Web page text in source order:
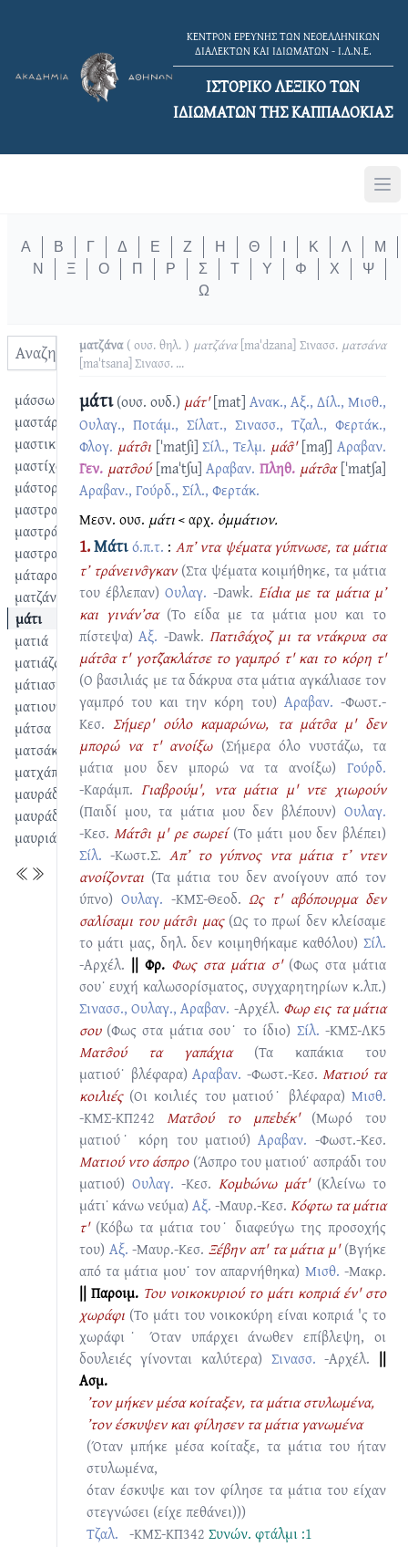
ΚΕΝΤΡΟΝ ΕΡΕΥΝΗΣ ΤΩΝ ΝΕΟΕΛΛΗΝΙΚΩΝ
ΔΙΑΛΕΚΤΩΝ ΚΑΙ ΙΔΙΩΜΑΤΩΝ - Ι.Λ.Ν.Ε.
ΙΣΤΟΡΙΚΟ ΛΕΞΙΚΟ TΩΝ
ΙΔΙΩΜΑΤΩΝ ΤΗΣ ΚΑΠΠΑΔΟΚΙΑΣ
Α Β Γ Δ Ε Ζ Η Θ Κ Λ
Μ
Ν
Ξ Ο Π Ρ Σ Τ Υ Φ Χ
Ψ
Ω
μάσσω
μαστάρι
μαστικίτσα
μαστίχα
μάστορας
μαστραπάς
μαστράφι
μαστραφτσής
μάταρα
ματζάνα
μάτι
ματιά
ματιάζω
μάτιασμα
ματιουπόνος
μάτσα
ματσάκα
ματχάπι
μαυράδα
μαυράδι
μαυριάρης
ματζάνα ( ουσ. θηλ. ) ματζάνα [maˈdzana] Σινασσ. ματσάνα
[maˈtsana] Σινασσ. ...
μάτι(ουσ. ουδ.) μάτ' [mat] Ανακ., Αξ., Δίλ., Μισθ.,
Ουλαγ., Ποτάμ., Σίλατ., Σινασσ., Τζαλ., Φερτάκ.,
Φλογ. μάτσ̑ι [ˈmatʃi] Σίλ., Τελμ. μάσ̑' [maʃ] Αραβαν.
Γεν. ματσ̑ού [maˈtʃu] Αραβαν. Πληθ. μάτσ̑α [ˈmatʃa]
Αραβαν., Γούρδ., Σίλ., Φερτάκ.
Μεσν. ουσ. μάτι< αρχ. ὀμμάτιον.
1.Μάτιό.π.τ. : Απ’ ντα ψέματα γύπνωσε, τα μάτια
τ’ τράνεινσ̑γκαν (Στα ψέματα κοιμήθηκε, τα μάτια
του έβλεπαν)Ουλαγ. -Dawk. Είdια με τα μάτια μ’
και γινάν’σα (Το είδα με τα μάτια μου και το
πίστεψα)Αξ. -Dawk. Πατισ̑άχοζ μι τα ντάκρυα σα
μάτσ̑α τ' γοτζ̑ακλάτσε το γαμπρό τ' και το κόρη τ'
(Ο βασιλιάς με τα δάκρυα στα μάτια αγκάλιασε τον
γαμπρό του και την κόρη του)Αραβαν. -Φωστ.-
Κεσ. Σήμερ' ούλο καμαρώνω, τα μάτσ̑α μ' δεν
μπορώ να τ' ανοίξω (Σήμερα όλο νυστάζω, τα
μάτια μου δεν μπορώ να τα ανοίξω) Γούρδ.
-Καράμπ. Γιαβρούμ', ντα μάτια μ' ντε χιωρούν
(Παιδί μου, τα μάτια μου δεν βλέπουν) Ουλαγ.
-Κεσ. Μάτσ̑ι μ' ρε σωρεί (Το μάτι μου δεν βλέπει)
Σίλ. -Κωστ.Σ. Απ’ το γύπνος ντα μάτια τ’ ντεν
ανοίζονται (Τα μάτια του δεν ανοίγουν από τον
ύπνο) Ουλαγ. -ΚΜΣ-Θεοδ. Ως τ' αβόπουρμα δεν
σαλίσαμι του μάτσ̑ι μας (Ως το πρωί δεν κλείσαμε
το μάτι μας, δηλ. δεν κοιμηθήκαμε καθόλου) Σίλ.
-Αρχέλ. || Φρ. Φως στα μάτια σ' (Φως στα μάτια
σου˙ ευχή καλωσορίσματος, συγχαρητηρίων κ.λπ.)
Σινασσ., Ουλαγ., Αραβαν. -Αρχέλ. Φωρ εις τα μάτια
σου (Φως στα μάτια σου˙ το ίδιο) Σίλ. -ΚΜΣ-ΛΚ5
Ματσ̑ού τα γαπάχια
(Τα καπάκια του
ματιού˙ βλέφαρα)Αραβαν. -Φωστ.-Κεσ. Ματιού τα
κοιλιές (Οι κοιλιές του ματιού˙ βλέφαρα) Μισθ.
-ΚΜΣ-ΚΠ242
Ματσ̑ού το μπεbέκ' (Μωρό του
ματιού˙ κόρη του ματιού)Αραβαν. -Φωστ.-Κεσ.
Ματιού ντο άσπρο (Άσπρο του ματιού˙ ασπράδι του
ματιού) Ουλαγ. -Κεσ. Κομbώνω μάτ' (Κλείνω το
μάτι˙ κάνω νεύμα) Αξ. -Μαυρ.-Κεσ. Κόφτω τα μάτια
τ' (Κόβω τα μάτια του˙ διαφεύγω της προσοχής
του) Αξ. -Μαυρ.-Κεσ. Ξέβην απ' τα μάτια μ' (Βγήκε
από τα μάτια μου˙ τον απαρνήθηκα) Μισθ. -Μακρ.
|| Παροιμ. Toυ νοικοκυριού το μάτι κοπριά έν' στο
χωράφι (Το μάτι του νοικοκύρη είναι κοπριά 'ς το
χωράφι˙ Όταν υπάρχει άνωθεν επίβλεψη, οι
δουλειές γίνονται καλύτερα) Σινασσ. -Αρχέλ. ||
Ασμ.
’τον μήκεν μέσα κοίταξεν, τα μάτια στυλωμένα,
’τον έσκυψεν και φίλησεν τα μάτια γανωμένα
(Όταν μπήκε μέσα κοίταξε, τα μάτια του ήταν
στυλωμένα,
όταν έσκυψε και τον φίλησε τα μάτια του είχαν
στεγνώσει (είχε πεθάνει)))
Τζαλ. -ΚΜΣ-ΚΠ342 Συνών. φτάλμι :1